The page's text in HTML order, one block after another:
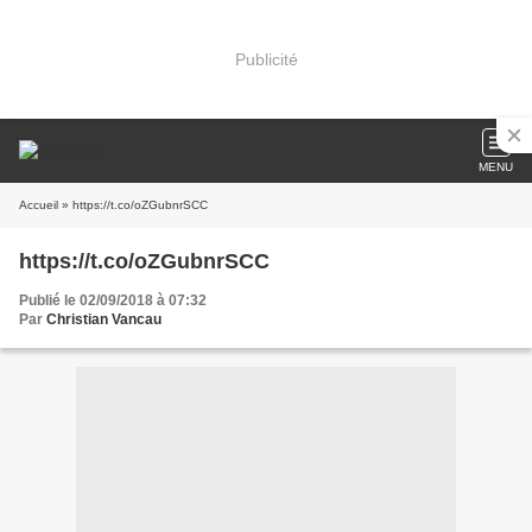
Publicité
MENU
Accueil » https://t.co/oZGubnrSCC
https://t.co/oZGubnrSCC
Publié le 02/09/2018 à 07:32
Par Christian Vancau